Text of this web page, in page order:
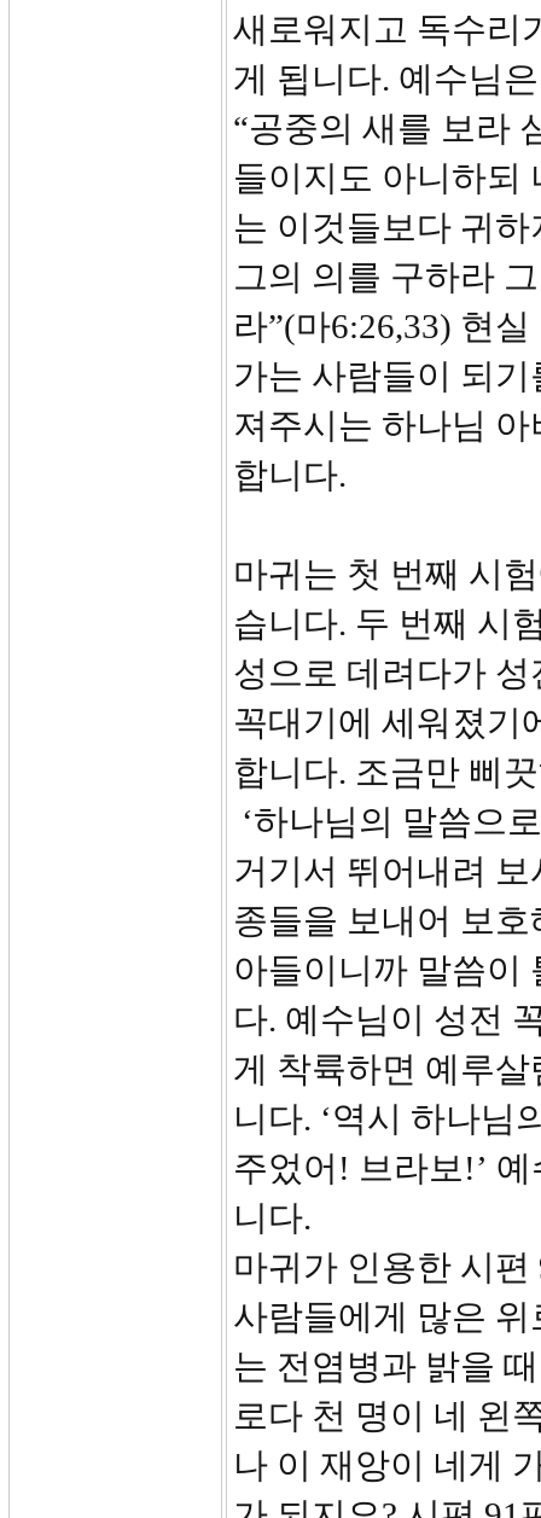
새로워지고 독수리
게 됩니다. 예수님
“공중의 새를 보라
들이지도 아니하되
는 이것들보다 귀
그의 의를 구하라
라”(마6:26,33) 현
가는 사람들이 되
져주시는 하나님
합니다.
마귀는 첫 번째 시
습니다. 두 번째 시
성으로 데려다가
꼭대기에 세워졌기
합니다. 조금만 삐
‘하나님의 말씀으
거기서 뛰어내려
종들을 보내어 보
아들이니까 말씀이
다. 예수님이 성전
게 착륙하면 예루
니다. ‘역시 하나님
주었어! 브라보!’
니다.
마귀가 인용한 시
사람들에게 많은
는 전염병과 밝을
로다 천 명이 네 왼
나 이 재앙이 네게